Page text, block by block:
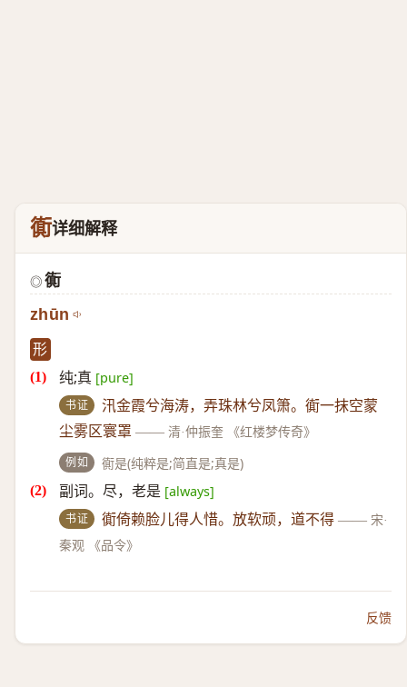
衠详细解释
◎ 衠
zhūn
形
纯;真 [pure]
书证
汛金霞兮海涛，弄珠林兮凤箫。衠一抹空蒙
尘雾区寰罩 —— 清·仲振奎 《红楼梦传奇》
例如 衠是(纯粹是;简直是;真是)
副词。尽，老是 [always]
书证 衠倚赖脸儿得人惜。放软顽，道不得 —— 宋·
秦观 《品令》
反馈